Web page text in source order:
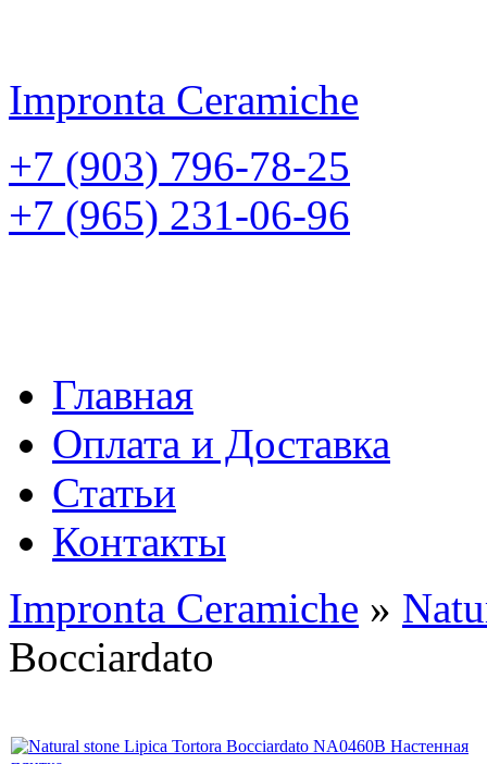
Impronta Ceramiche
+7 (903) 796-78-25
+7 (965) 231-06-96
Главная
Оплата и Доставка
Статьи
Контакты
Impronta Ceramiche »
Bocciardato